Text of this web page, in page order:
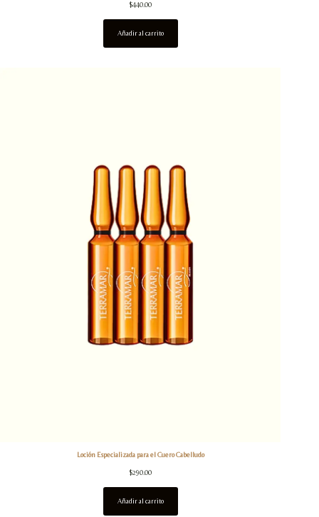
$440.00
Añadir al carrito
Loción Especializada para el Cuero Cabelludo
$290.00
Añadir al carrito